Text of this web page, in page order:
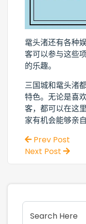
鼋头渚还有各种
客可以参与这些
的乐趣。
三国城和鼋头渚
特色。无论是喜
客，都可以在这
家有机会能够亲
Prev Post
Next Post